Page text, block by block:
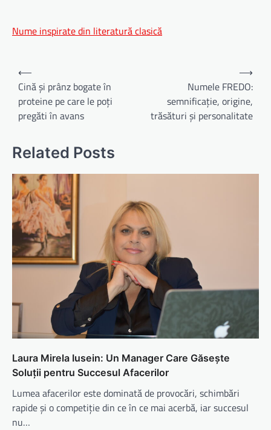
Nume inspirate din literatură clasică
Navigare
în
articole
⟵
Cină și prânz bogate în
proteine pe care le poți
pregăti în avans
Numele FREDO:
semnificație, origine,
trăsături și personalitate
⟶
Related Posts
Laura Mirela Iusein: Un Manager Care Găsește
Soluții pentru Succesul Afacerilor
Lumea afacerilor este dominată de provocări, schimbări
rapide și o competiție din ce în ce mai acerbă, iar succesul
nu…